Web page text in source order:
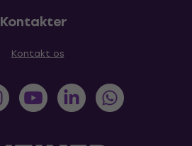
Kontakter
Kontakt os